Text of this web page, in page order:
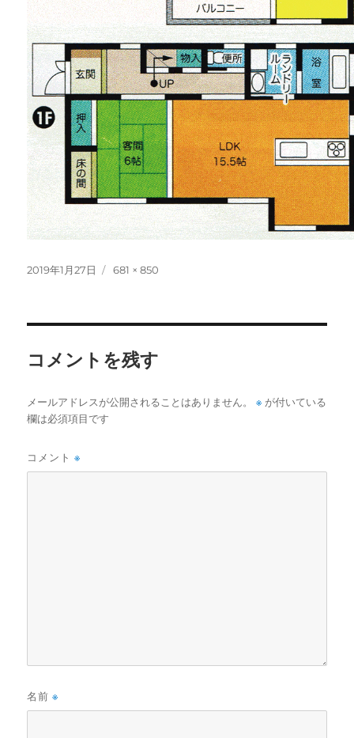
投
2019年1月27日
フ
681 × 850
コメントを残す
メールアドレスが公開されることはありません。 ※ が付いている
欄は必須項目です
コメント※
名前※